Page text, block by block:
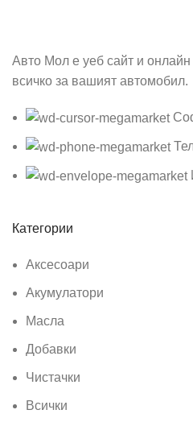
Авто Мол е уеб сайт и онлайн
всичко за вашият автомобил.
Категории
Аксесоари
Акумулатори
Масла
Добавки
Чистачки
Всички